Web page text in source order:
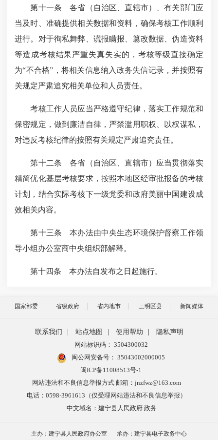
第十一条 各省（自治区、直辖市）、有关部门应
当及时、准确提供相关数据和资料，确保考核工作顺利
进行。对于徇私舞弊、谎报瞒报、篡改数据、伪造资料
等造成考核结果严重失真失实的，考核等级直接确定
为“不合格”，将相关信息纳入政务失信记录，并按照有
关规定严肃追究相关单位和人员责任。
考核工作人员应当严格遵守纪律，落实工作规范和
保密规定，做到廉洁自律，严禁滥用职权、以权谋私，
对违反考核纪律的按照有关规定严肃追究责任。
第十二条 各省（自治区、直辖市）应当贯彻落实
精简优化基层考核要求，按照本地区经审批报备的考核
计划，结合实际考核下一级党委和政府美丽中国建设成
效相关内容。
第十三条 本办法由中央生态环境保护督察工作领
导小组办公室商中央组织部解释。
第十四条 本办法自发布之日起施行。
国家部委 省级政府 省内地市 三明区县 新闻媒体
联系我们 站点地图 使用帮助
隐私声明
网站标识码： 3504300032
闽公网安备号： 35043002000005
闽ICP备11008513号-1
网站违法和不良信息举报方式 邮箱：jnzfwz@163.com
电话：0598-3961613（仅受理网站违法和不良信息举报）
中文域名：建宁县人民政府.政务
主办：建宁县人民政府办公室 承办：建宁县电子政务中心